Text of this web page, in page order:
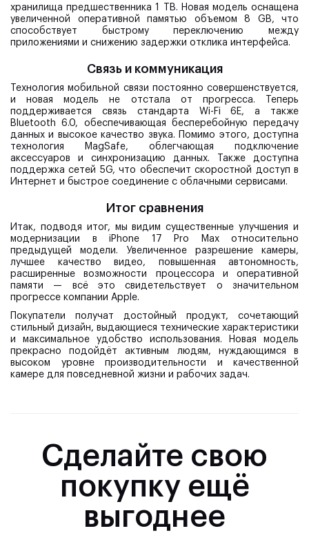
хранилища предшественника 1 TB. Новая модель оснащена
увеличенной оперативной памятью объемом 8 GB, что
способствует быстрому переключению между
приложениями и снижению задержки отклика интерфейса.
Связь и коммуникация
Технология мобильной связи постоянно совершенствуется,
и новая модель не отстала от прогресса. Теперь
поддерживается связь стандарта Wi-Fi 6E, а также
Bluetooth 6.0, обеспечивающая бесперебойную передачу
данных и высокое качество звука. Помимо этого, доступна
технология MagSafe, облегчающая подключение
аксессуаров и синхронизацию данных. Также доступна
поддержка сетей 5G, что обеспечит скоростной доступ в
Интернет и быстрое соединение с облачными сервисами.
Итог сравнения
Итак, подводя итог, мы видим существенные улучшения и
модернизации в iPhone 17 Pro Max относительно
предыдущей модели. Увеличенное разрешение камеры,
лучшее качество видео, повышенная автономность,
расширенные возможности процессора и оперативной
памяти — всё это свидетельствует о значительном
прогрессе компании Apple.
Покупатели получат достойный продукт, сочетающий
стильный дизайн, выдающиеся технические характеристики
и максимальное удобство использования. Новая модель
прекрасно подойдёт активным людям, нуждающимся в
высоком уровне производительности и качественной
камере для повседневной жизни и рабочих задач.
Сделайте свою
покупку ещё
выгоднее